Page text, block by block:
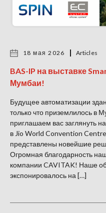
18 мая 2026 Articles
BAS-IP на выставке
Мумбаи!
Будущее автоматизации
только что приземлилось в
приглашаем вас заглянуть
в Jio World Convention
представлены новейшие
Огромная благодарность
компании CAVITAK! Наше
экспонировалось на […]